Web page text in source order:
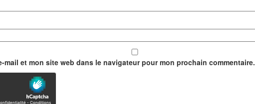
mail et mon site web dans le navigateur pour mon prochain commentaire.